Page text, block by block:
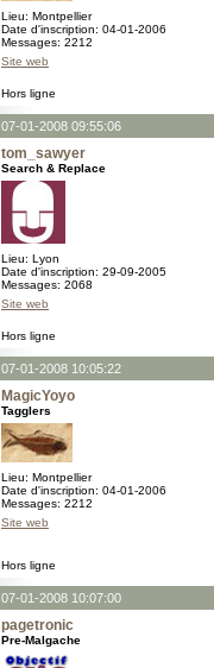
Lieu: Montpellier
Date d'inscription: 04-01-2006
Messages: 2212
Site web
Hors ligne
07-01-2008 09:55:06
tom_sawyer
Search & Replace
Lieu: Lyon
Date d'inscription: 29-09-2005
Messages: 2068
Site web
Hors ligne
07-01-2008 10:05:22
MagicYoyo
Tagglers
Lieu: Montpellier
Date d'inscription: 04-01-2006
Messages: 2212
Site web
Hors ligne
07-01-2008 10:07:00
pagetronic
Pre-Malgache